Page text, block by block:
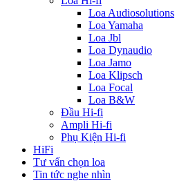
Loa Audiosolutions
Loa Yamaha
Loa Jbl
Loa Dynaudio
Loa Jamo
Loa Klipsch
Loa Focal
Loa B&W
Đầu Hi-fi
Ampli Hi-fi
Phụ Kiện Hi-fi
HiFi
Tư vấn chọn loa
Tin tức nghe nhìn